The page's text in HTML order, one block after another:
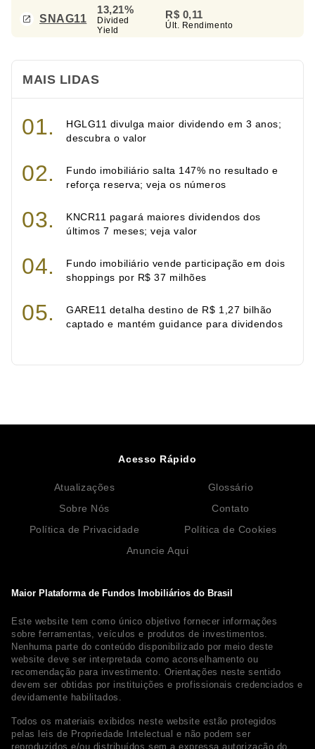
SNAG11
13,21%
Divided
Yield
R$ 0,11
Últ. Rendimento
MAIS LIDAS
HGLG11 divulga maior dividendo em 3 anos;
descubra o valor
Fundo imobiliário salta 147% no resultado e
reforça reserva; veja os números
KNCR11 pagará maiores dividendos dos
últimos 7 meses; veja valor
Fundo imobiliário vende participação em dois
shoppings por R$ 37 milhões
GARE11 detalha destino de R$ 1,27 bilhão
captado e mantém guidance para dividendos
Maior Plataforma de Fundos Imobiliários do Brasil
Este website tem como único objetivo fornecer informações
sobre ferramentas, veículos e produtos de investimentos.
Nenhuma parte do conteúdo disponibilizado por meio deste
website deve ser interpretada como aconselhamento ou
recomendação para investimento. Orientações neste sentido
devem ser obtidas por instituições e profissionais credenciados e
devidamente habilitados.
Todos os materiais exibidos neste website estão protegidos
pelas leis de Propriedade Intelectual e não podem ser
reproduzidos e/ou distribuídos sem a expressa autorização do
Acesso Rápido
Atualizações
Glossário
Sobre Nós
Contato
Política de Privacidade
Política de Cookies
Anuncie Aqui